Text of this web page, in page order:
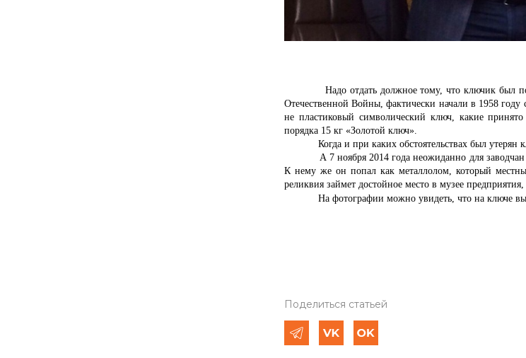
Надо отдать должное тому, что ключик был под
Отечественной Войны, фактически начали в 1958 году
не пластиковый символический ключ, какие
порядка 15 кг «Золотой ключ».
Когда и при каких обстоятельствах был утерян
А 7 ноября 2014 года неожиданно для заводчан
К нему же он попал как металлолом, который
реликвия займет достойное место в музее
На фотографии можно увидеть, что на ключе
Поделиться статьей